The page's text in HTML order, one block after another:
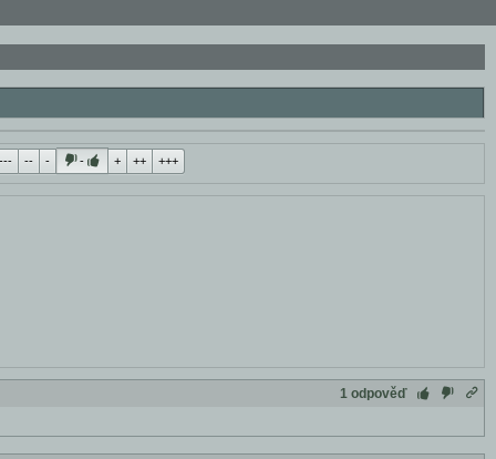
--- -- - - + ++ +++
1 odpověď